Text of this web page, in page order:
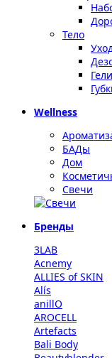
Тело
Wellness
БАДы
Дом
Свечи
Бренды
3LAB
Acnemy
ALLIES of SKIN
Alís
anillO
AROCELL
Artefacts
Bali Body